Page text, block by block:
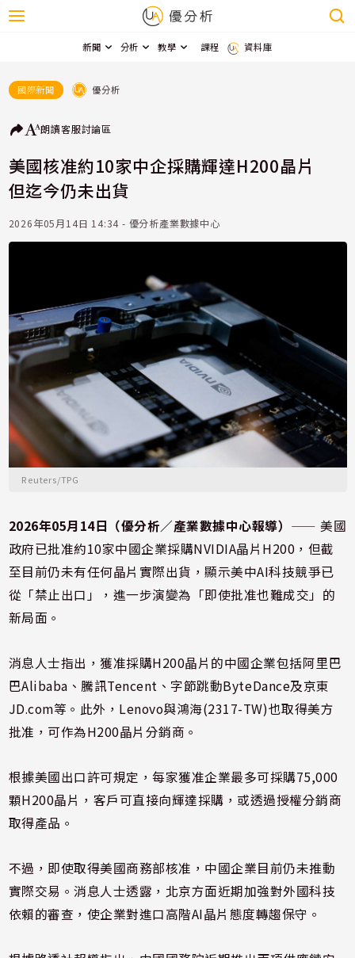
新聞 分析 教學 課程 資料庫
國際新聞 優分析
朗讀客服討論區
美國核准約10家中企採購輝達H200晶片
但迄今仍未出貨
2026年05月14日 14:34 - 優分析產業數據中心
Reuters/TPG
2026年05月14日（優分析／產業數據中心報導） ⸺ 美國
政府已批准約10家中國企業採購NVIDIA晶片H200，但截
至目前仍未有任何晶片實際出貨，顯示美中AI科技競爭已
從「禁止出口」，進一步演變為「即使批准也難成交」的
新局面。
消息人士指出，獲准採購H200晶片的中國企業包括阿里巴
巴Alibaba 、騰訊Tencent 、字節跳動ByteDance及京東
JD.com等。此外， Lenovo與鴻海(2317-TW)也取得美方
批准，可作為H200晶片分銷商。
根據美國出口許可規定，每家獲准企業最多可採購75,000
顆H200晶片，客戶可直接向輝達採購，或透過授權分銷商
取得產品。
不過，即使取得美國商務部核准，中國企業目前仍未推動
實際交易。消息人士透露，北京方面近期加強對外國科技
依賴的審查，使企業對進口高階AI晶片態度轉趨保守。